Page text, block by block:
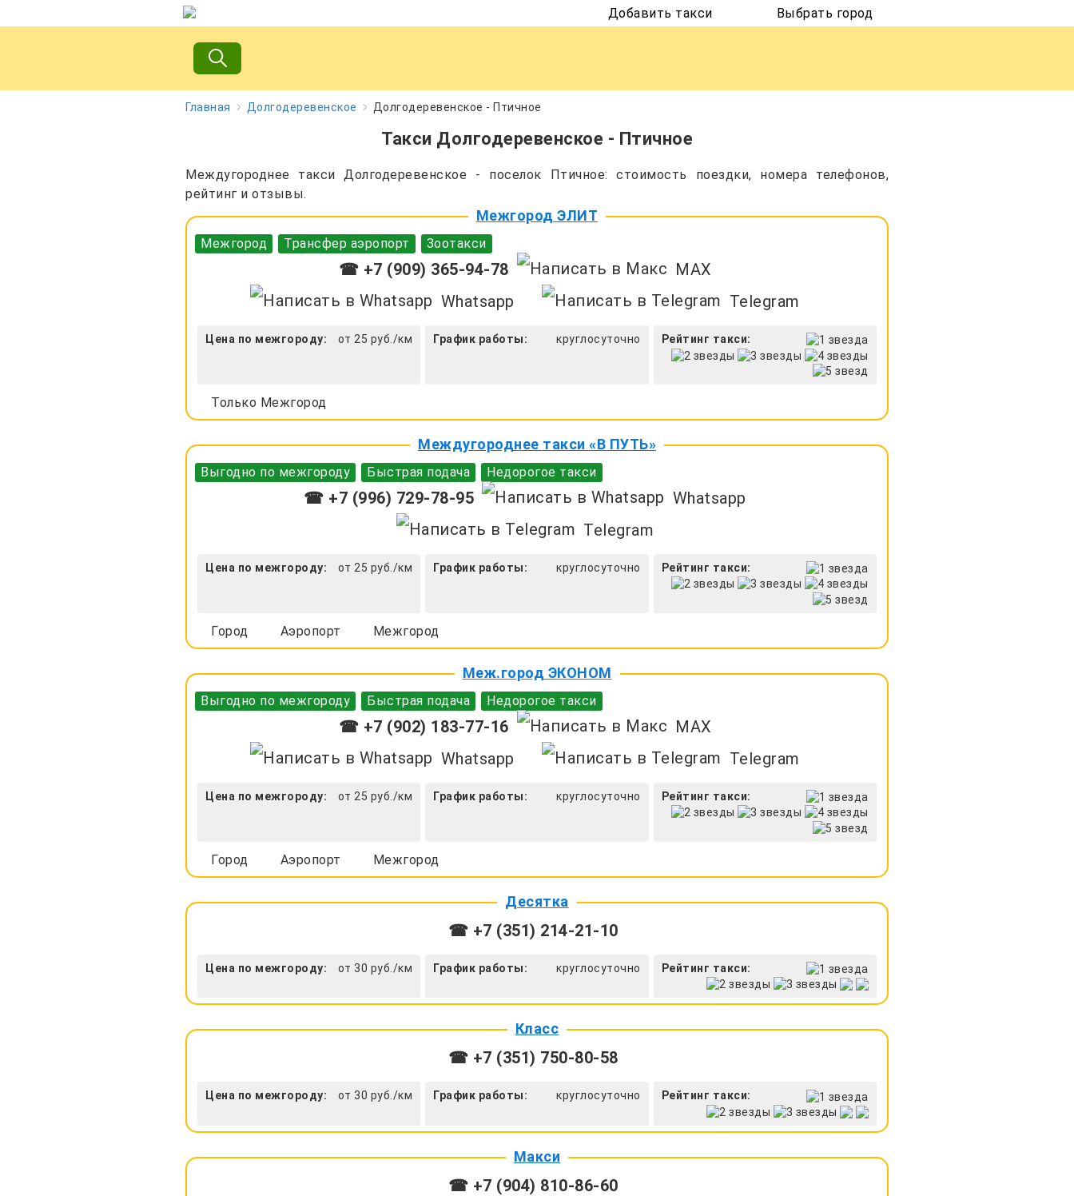
Добавить такси Выбрать город
Главная Долгодеревенское Долгодеревенское - Птичное
Такси Долгодеревенское - Птичное
Междугороднее такси Долгодеревенское - поселок Птичное: стоимость поездки, номера телефонов,
рейтинг и отзывы.
Межгород ЭЛИТ
Межгород Трансфер аэропорт Зоотакси
☎ +7 (909) 365-94-78
MAX
Whatsapp
Telegram
Цена по межгороду: от 25 руб./км График работы: круглосуточно Рейтинг такси:
Только Межгород
Междугороднее такси «В ПУТЬ»
Выгодно по межгороду Быстрая подача Недорогое такси
☎ +7 (996) 729-78-95
Whatsapp
Telegram
Цена по межгороду: от 25 руб./км График работы: круглосуточно Рейтинг такси:
Город Аэропорт Межгород
Меж.город ЭКОНОМ
Выгодно по межгороду Быстрая подача Недорогое такси
☎ +7 (902) 183-77-16
MAX
Whatsapp
Telegram
Цена по межгороду: от 25 руб./км График работы: круглосуточно Рейтинг такси:
Город Аэропорт Межгород
Десятка
☎ +7 (351) 214-21-10
Цена по межгороду: от 30 руб./км График работы: круглосуточно Рейтинг такси:
Класс
☎ +7 (351) 750-80-58
Цена по межгороду: от 30 руб./км График работы: круглосуточно Рейтинг такси:
Макси
☎ +7 (904) 810-86-60